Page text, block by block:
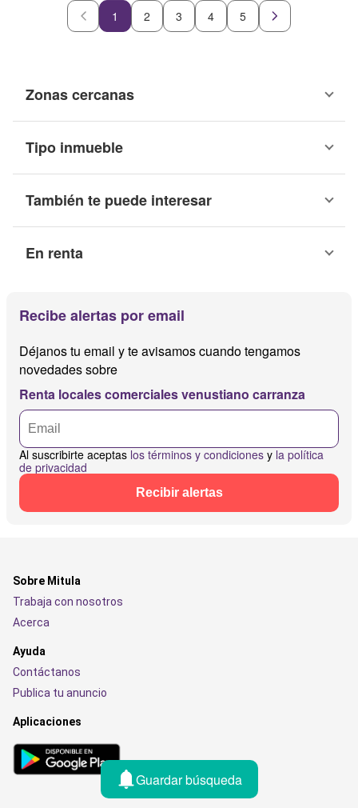
1 2 3 4 5
Zonas cercanas
Tipo inmueble
También te puede interesar
En renta
Recibe alertas por email
Déjanos tu email y te avisamos cuando tengamos
novedades sobre
Renta locales comerciales venustiano carranza
Al suscribirte aceptas los términos y condiciones y la política
de privacidad
Recibir alertas
Guardar búsqueda
Sobre Mitula
Trabaja con nosotros
Acerca
Ayuda
Contáctanos
Publica tu anuncio
Aplicaciones